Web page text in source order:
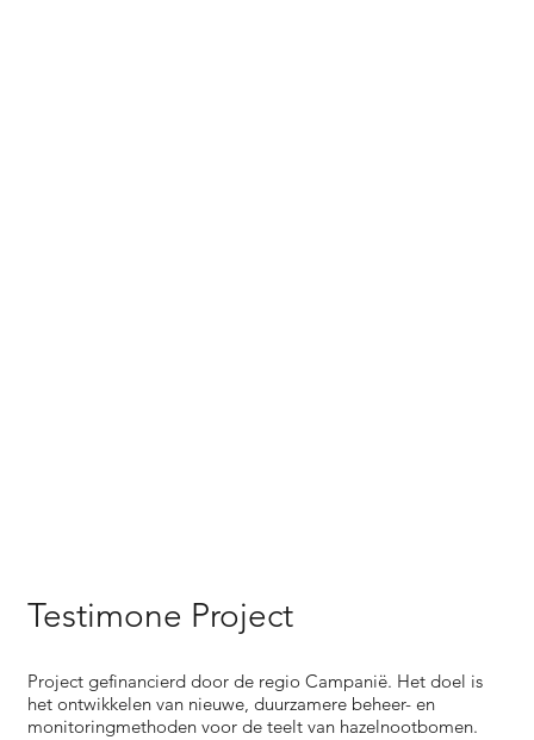
Testimone Project
Project gefinancierd door de regio Campanië. Het doel is
het ontwikkelen van nieuwe, duurzamere beheer- en
monitoringmethoden voor de teelt van hazelnootbomen.